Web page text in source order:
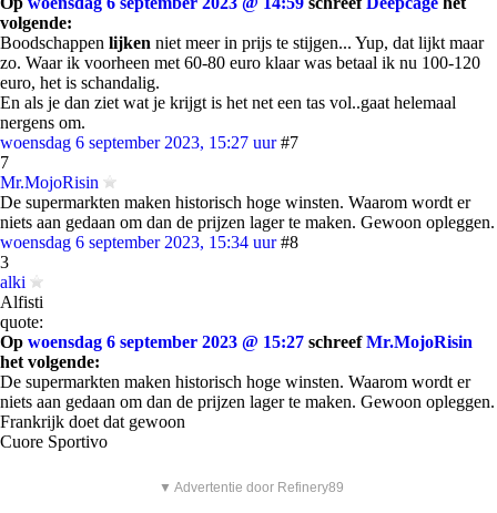
volgende:
Boodschappen lijken niet meer in prijs te stijgen... Yup, dat lijkt maar
zo. Waar ik voorheen met 60-80 euro klaar was betaal ik nu 100-120
euro, het is schandalig.
En als je dan ziet wat je krijgt is het net een tas vol..gaat helemaal
nergens om.
woensdag 6 september 2023, 15:27 uur #7
7
Mr.MojoRisin
De supermarkten maken historisch hoge winsten. Waarom wordt er
niets aan gedaan om dan de prijzen lager te maken. Gewoon opleggen.
woensdag 6 september 2023, 15:34 uur #8
3
alki
Alfisti
quote:
Op woensdag 6 september 2023 @ 15:27 schreefMr.MojoRisin
het volgende:
De supermarkten maken historisch hoge winsten. Waarom wordt er
niets aan gedaan om dan de prijzen lager te maken. Gewoon opleggen.
Frankrijk doet dat gewoon
Cuore Sportivo
▼ Advertentie door Refinery89